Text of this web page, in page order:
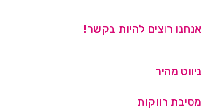
אנחנו רוצים להיות בקשר!
ניווט מהיר
מסיבת רווקות